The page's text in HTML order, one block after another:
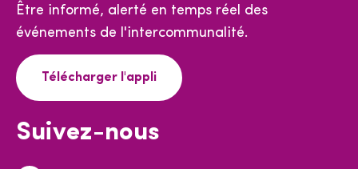
Être informé, alerté en temps réel des
événements de l'intercommunalité.
Télécharger l'appli
Suivez-nous